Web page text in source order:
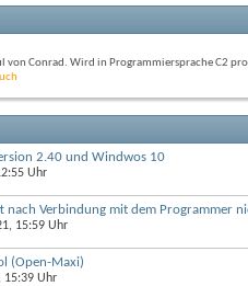
von Conrad. Wird in Programmiersprache C2
2.40 und Windwos 10
Uhr
nach Verbindung mit dem Programmer
15:59 Uhr
(Open-Maxi)
15:39 Uhr